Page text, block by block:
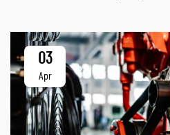
03
Apr